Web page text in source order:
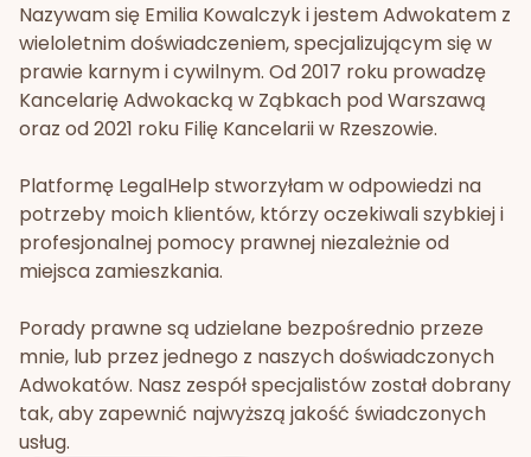
Nazywam się Emilia Kowalczyk i jestem Adwokatem z
wieloletnim doświadczeniem, specjalizującym się w
prawie karnym i cywilnym. Od 2017 roku prowadzę
Kancelarię Adwokacką w Ząbkach pod Warszawą
oraz od 2021 roku Filię Kancelarii w Rzeszowie.
Platformę LegalHelp stworzyłam w odpowiedzi na
potrzeby moich klientów, którzy oczekiwali szybkiej i
profesjonalnej pomocy prawnej niezależnie od
miejsca zamieszkania.
Porady prawne są udzielane bezpośrednio przeze
mnie, lub przez jednego z naszych doświadczonych
Adwokatów. Nasz zespół specjalistów został dobrany
tak, aby zapewnić najwyższą jakość świadczonych
usług.